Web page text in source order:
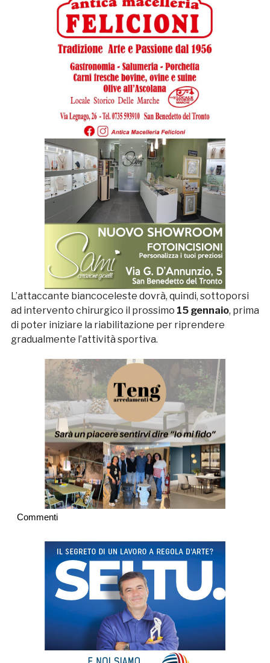
L’attaccante biancoceleste dovrà, quindi, sottoporsi
ad intervento chirurgico il prossimo 15 gennaio, prima
di poter iniziare la riabilitazione per riprendere
gradualmente l’attività sportiva.
Commenti